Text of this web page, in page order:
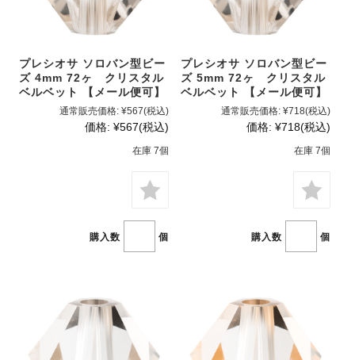
プレシオサ ソロバン型ビー
ズ 4mm 72ヶ クリスタル
ベルベット 【メール便可】
通常販売価格: ¥567(税込)
価格: ¥567(税込)
在庫 7個
購入数 個
プレシオサ ソロバン型ビー
ズ 5mm 72ヶ クリスタル
ベルベット 【メール便可】
通常販売価格: ¥718(税込)
価格: ¥718(税込)
在庫 7個
購入数 個